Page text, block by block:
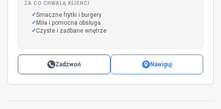
ZA CO CHWALĄ KLIENCI
Smaczne frytki i burgery
Miła i pomocna obsługa
Czyste i zadbane wnętrze
Zadzwoń Nawiguj